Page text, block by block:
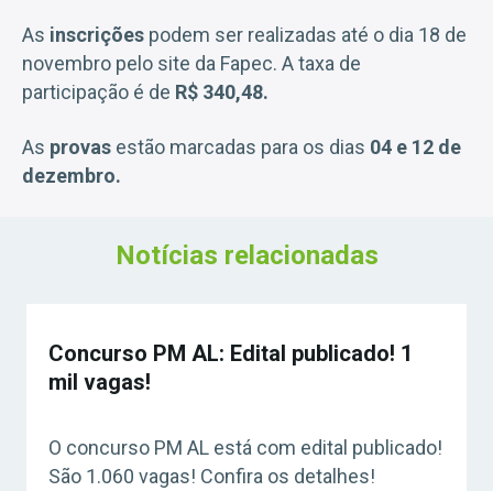
As inscrições podem ser realizadas até o dia 18 de
novembro pelo site da Fapec. A taxa de
participação é de R$ 340,48.
As provas estão marcadas para os dias 04 e 12 de
dezembro.
Notícias relacionadas
Concurso PM AL: Edital publicado! 1
mil vagas!
O concurso PM AL está com edital publicado!
São 1.060 vagas! Confira os detalhes!